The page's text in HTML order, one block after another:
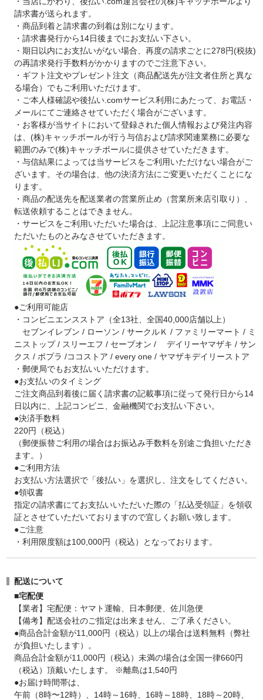
請求書が送られます。
・商品到着と請求書の到着は別になります。
・請求書発行から14日後までにお支払い下さい。
・期日以内にお支払いがない場合、再度の請求ごとに278円(税抜)
の再請求発行手数料がかかりますのでご注意下さい。
・ギフト注文やプレゼント注文（商品配送先が注文者住所と異な
る場合）でもご利用いただけます。
・ご本人様確認や後払い.comサービス利用にあたって、お電話・
メールにてご連絡させていただく場合がございます。
・お客様が当サイトにおいて登録された個人情報および発注内容
は、(株)キャッチボールが行う与信および請求関連業務に必要な
範囲のみで(株)キャッチボールに提供させていただきます。
・与信結果によっては当サービスをご利用いただけない場合がご
ざいます。その場合は、他の決済方法にご変更いただくことにな
ります。
・商品の配送先を配送業者の営業所止め（営業所来店引取り）、
転送依頼することはできません。
・サービスをご利用いただいた場合は、上記注意事項にご同意い
ただいたものとみなさせていただきます。
●ご利用可能店
・コンビニエンスストア（全13社、全国40,000店舗以上）
セブンイレブン / ローソン / サークルＫ / ファミリーマート / ミ
ニストップ / スリーエフ / セーブオン / デイリーヤマザキ / サン
クス / ポプラ /ココストア / every one / ヤマザキデイリーストア
・郵便局でもお支払いいただけます。
●お支払いのタイミング
ご注文商品到着後に届く請求書の記載事項に従って発行日から14
日以内に、上記コンビニ、金融機関でお支払い下さい。
●決済手数料
220円（税込）
（郵便振替ご利用の場合はお振込み手数料を別途ご負担いただき
ます。）
●ご利用方法
お支払い方法選択で「後払い」を選択し、注文をしてください。
●領収書
指定の請求書にてお支払いいただいた際の「払込受領証」を領収
証とさせていただいておりますので宜しくお願い致します。
●ご注意
・利用限度額は100,000円（税込）となっております。
配送について
■宅配便
【業者】宅配便：ヤマト運輸、日本郵便、佐川急便
【備考】配送会社のご指定は出来ません、ご了承ください。
●商品合計金額が11,000円（税込）以上の場合は送料無料（弊社
が負担いたします）。
商品合計金額が11,000円（税込）未満の場合は全国一律660円
（税込）頂戴いたします。 ※離島は1,540円
●お届け時間帯は、
午前（8時〜12時）、14時～16時、16時～18時、18時～20時、